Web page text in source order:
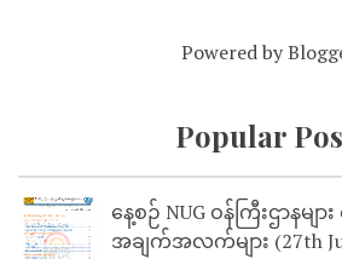
Powered by
Popular
နေ့စဉ် NUG ဝန်ကြီးဌာန
အချက်အလက်များ (27th